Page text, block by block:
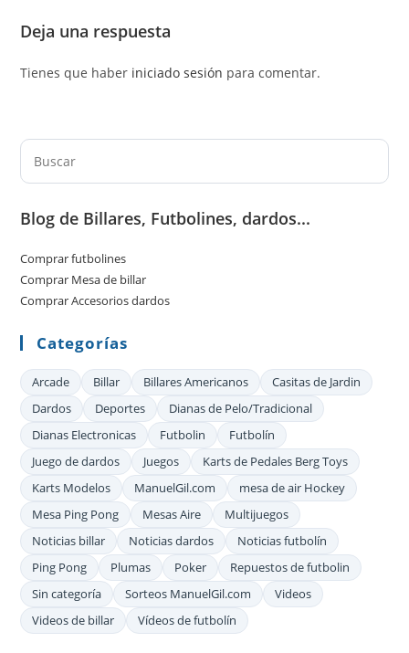
Deja una respuesta
Tienes que haber iniciado sesión para comentar.
Blog de Billares, Futbolines, dardos...
Comprar futbolines
Comprar Mesa de billar
Comprar Accesorios dardos
Categorías
Arcade Billar Billares Americanos
Casitas de Jardin
Dardos
Deportes
Dianas de Pelo/Tradicional
Dianas Electronicas
Futbolin
Futbolín
Juego de dardos
Juegos
Karts de Pedales Berg Toys
Karts Modelos
ManuelGil.com
mesa de air Hockey
Mesa Ping Pong
Mesas Aire
Multijuegos
Noticias billar
Noticias dardos
Noticias futbolín
Ping Pong
Plumas Poker
Repuestos de futbolin
Sin categoría
Sorteos ManuelGil.com
Videos
Videos de billar
Vídeos de futbolín